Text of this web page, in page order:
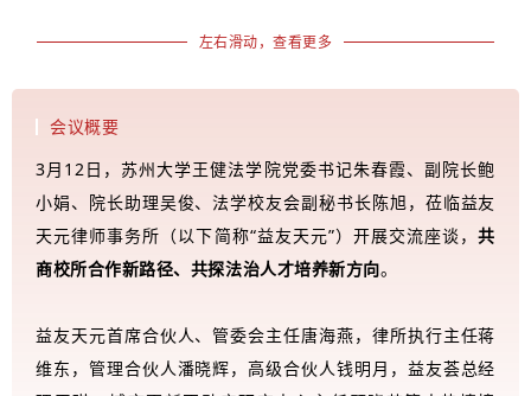
左右滑动，查看更多
会议概要
3月12日，苏州大学王健法学院党委书记朱春霞、副院长鲍
小娟、院长助理吴俊、法学校友会副秘书长陈旭，莅临益友
天元律师事务所（以下简称“益友天元”）开展交流座谈，共
商校所合作新路径、共探法治人才培养新方向。
益友天元首席合伙人、管委会主任唐海燕，律所执行主任蒋
维东，管理合伙人潘晓辉，高级合伙人钱明月，益友荟总经